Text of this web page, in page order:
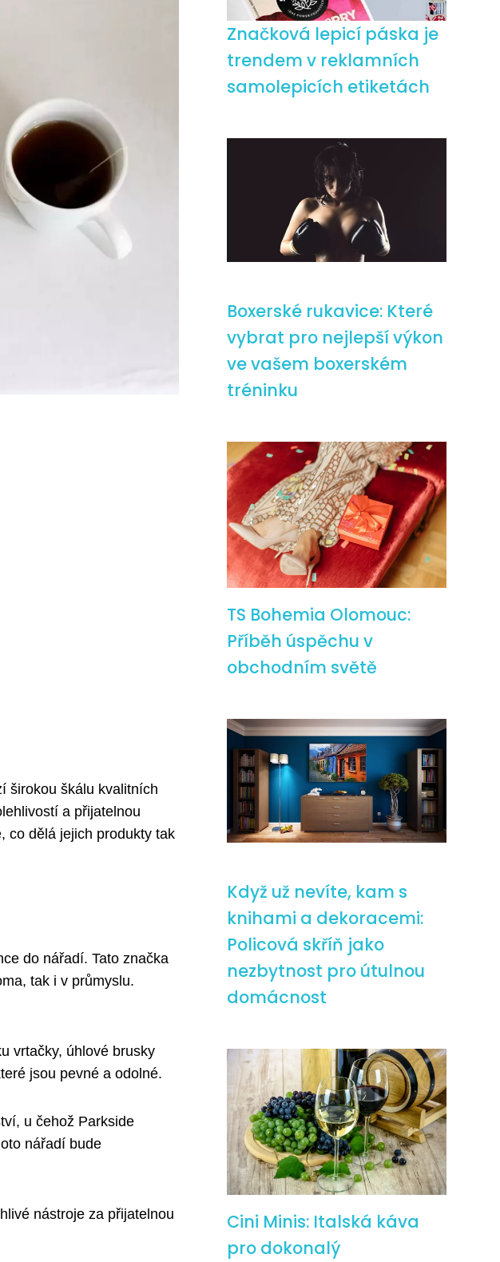
širokou škálu kvalitních
a přijatelnou
co dělá jejich produkty tak
do nářadí. Tato značka
tak i v průmyslu.
vrtačky, úhlové brusky
jsou pevné a odolné.
u čehož Parkside
nářadí bude
nástroje za přijatelnou
Značková lepicí páska je
trendem v reklamních
samolepicích etiketách
Boxerské rukavice: Které
vybrat pro nejlepší výkon
ve vašem boxerském
tréninku
TS Bohemia Olomouc:
Příběh úspěchu v
obchodním světě
Když už nevíte, kam s
knihami a dekoracemi:
Policová skříň jako
nezbytnost pro útulnou
domácnost
Cini Minis: Italská káva
pro dokonalý